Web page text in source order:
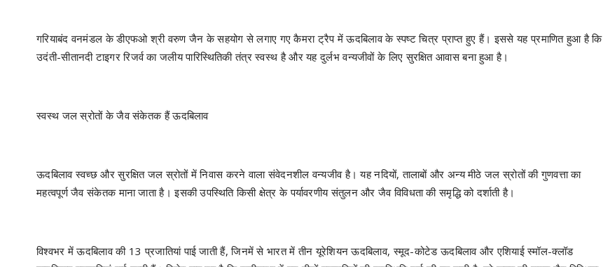
गरियाबंद वनमंडल के डीएफओ श्री वरुण जैन के सहयोग से लगाए गए कैमरा ट्रैप में ऊदबिलाव के स्पष्ट चित्र प्राप्त हुए हैं। इससे यह प्रमाणित हुआ है कि
उदंती-सीतानदी टाइगर रिजर्व का जलीय पारिस्थितिकी तंत्र स्वस्थ है और यह दुर्लभ वन्यजीवों के लिए सुरक्षित आवास बना हुआ है।
स्वस्थ जल स्रोतों के जैव संकेतक हैं ऊदबिलाव
ऊदबिलाव स्वच्छ और सुरक्षित जल स्रोतों में निवास करने वाला संवेदनशील वन्यजीव है। यह नदियों, तालाबों और अन्य मीठे जल स्रोतों की गुणवत्ता का
महत्वपूर्ण जैव संकेतक माना जाता है। इसकी उपस्थिति किसी क्षेत्र के पर्यावरणीय संतुलन और जैव विविधता की समृद्धि को दर्शाती है।
विश्वभर में ऊदबिलाव की 13 प्रजातियां पाई जाती हैं, जिनमें से भारत में तीन यूरेशियन ऊदबिलाव, स्मूद-कोटेड ऊदबिलाव और एशियाई स्मॉल-क्लॉड